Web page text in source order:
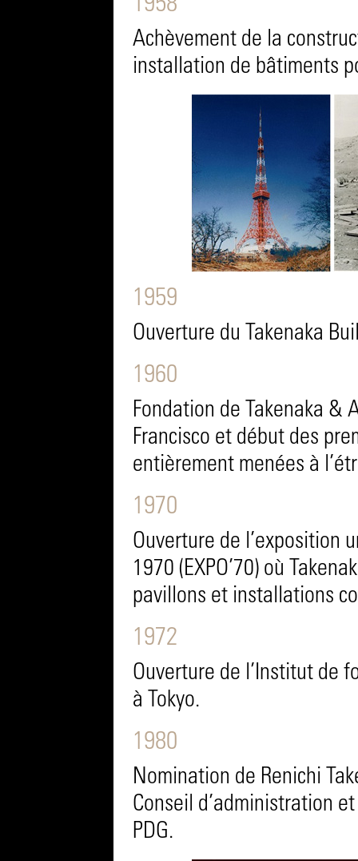
1958
Achèvement de la
installation de bâtiments
1959
Ouverture du Takenaka
1960
Fondation de Takenaka &
Francisco et début des
entièrement menées à
1970
Ouverture de l’exposition
1970 (EXPO’70) où
pavillons et installations
1972
Ouverture de l’Institut de
à Tokyo.
1980
Nomination de Renichi
Conseil d’administration
PDG.